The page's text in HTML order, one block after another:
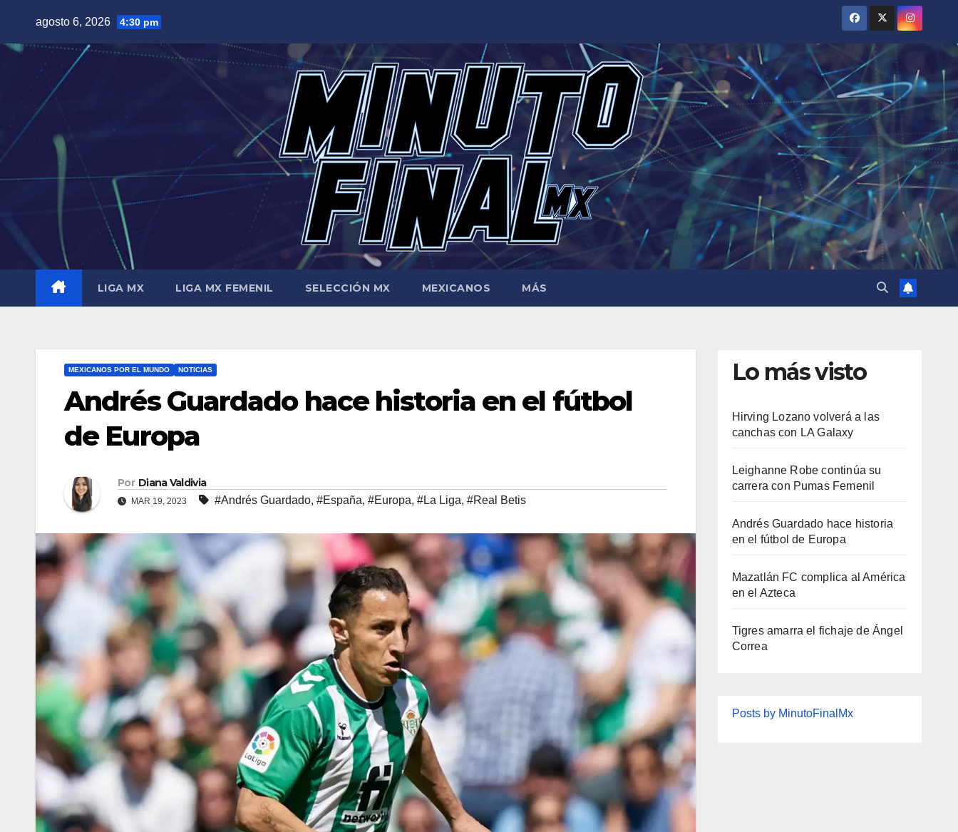
contenido
agosto 6, 2026 4:30 pm
LIGA MX LIGA MX FEMENIL SELECCIÓN MX MEXICANOS MÁS
MEXICANOS POR EL MUNDO NOTICIAS
Andrés Guardado hace historia en el fútbol
de Europa
Por Diana Valdivia
MAR 19, 2023 #Andrés Guardado, #España, #Europa, #La Liga, #Real Betis
Lo más visto
Hirving Lozano volverá a las
canchas con LA Galaxy
Leighanne Robe continúa su
carrera con Pumas Femenil
Andrés Guardado hace historia
en el fútbol de Europa
Mazatlán FC complica al América
en el Azteca
Tigres amarra el fichaje de Ángel
Correa
Posts by MinutoFinalMx